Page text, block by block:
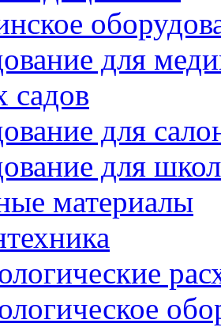
для
садов
для
для
материалы